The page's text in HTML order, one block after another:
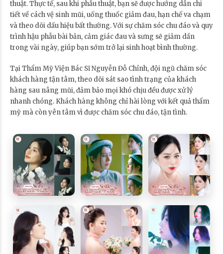
thuật. Thực tế, sau khi phẫu thuật, bạn sẽ được hướng dẫn chi
tiết về cách vệ sinh mũi, uống thuốc giảm đau, hạn chế va chạm
và theo dõi dấu hiệu bất thường. Với sự chăm sóc chu đáo và quy
trình hậu phẫu bài bản, cảm giác đau và sưng sẽ giảm dần
trong vài ngày, giúp bạn sớm trở lại sinh hoạt bình thường.
Tại Thẩm Mỹ Viện Bác Sĩ Nguyễn Đỗ Chỉnh, đội ngũ chăm sóc
khách hàng tận tâm, theo dõi sát sao tình trạng của khách
hàng sau nâng mũi, đảm bảo mọi khó chịu đều được xử lý
nhanh chóng. Khách hàng không chỉ hài lòng với kết quả thẩm
mỹ mà còn yên tâm vì được chăm sóc chu đáo, tận tình.